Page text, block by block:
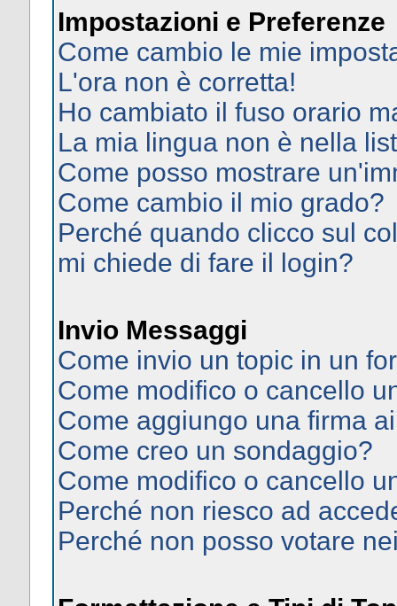
Impostazioni e Preferenze
Come cambio le mie
L'ora non è corretta!
Ho cambiato il fuso orario
La mia lingua non è nella
Come posso mostrare
Come cambio il mio grado?
Perché quando clicco sul
mi chiede di fare il login?
Invio Messaggi
Come invio un topic in un
Come modifico o cancello
Come aggiungo una firma
Come creo un sondaggio?
Come modifico o cancello
Perché non riesco ad
Perché non posso votare